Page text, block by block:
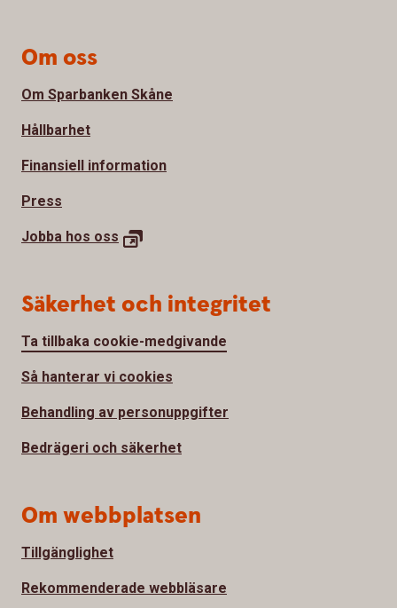
Om oss
Om Sparbanken Skåne
Hållbarhet
Finansiell information
Press
Jobba hos oss
Säkerhet och integritet
Ta tillbaka cookie-medgivande
Så hanterar vi cookies
Behandling av personuppgifter
Bedrägeri och säkerhet
Om webbplatsen
Tillgänglighet
Rekommenderade webbläsare